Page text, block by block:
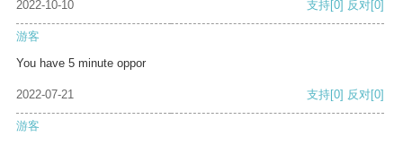
2022-10-10 支持[0] 反对[0]
游客
You have 5 minute oppor
2022-07-21 支持[0] 反对[0]
游客